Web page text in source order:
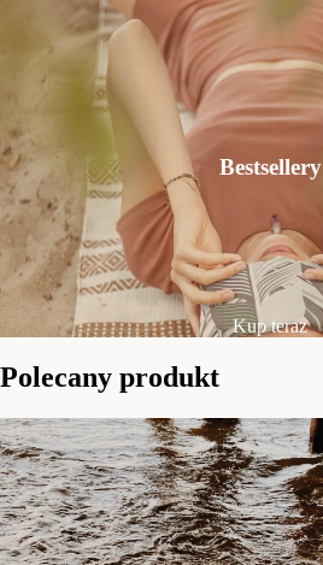
Bestsellery
Kup teraz
Polecany produkt